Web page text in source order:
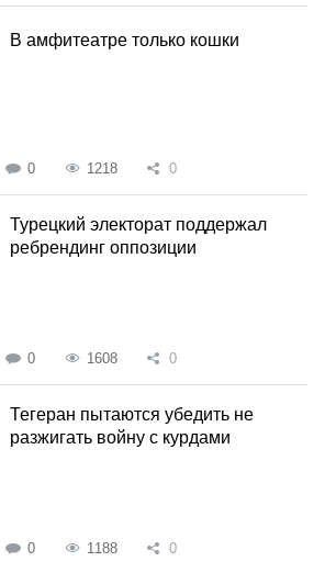
В амфитеатре только кошки
0 1218 0
Турецкий электорат поддержал
ребрендинг оппозиции
0 1608 0
Тегеран пытаются убедить не
разжигать войну с курдами
0 1188 0